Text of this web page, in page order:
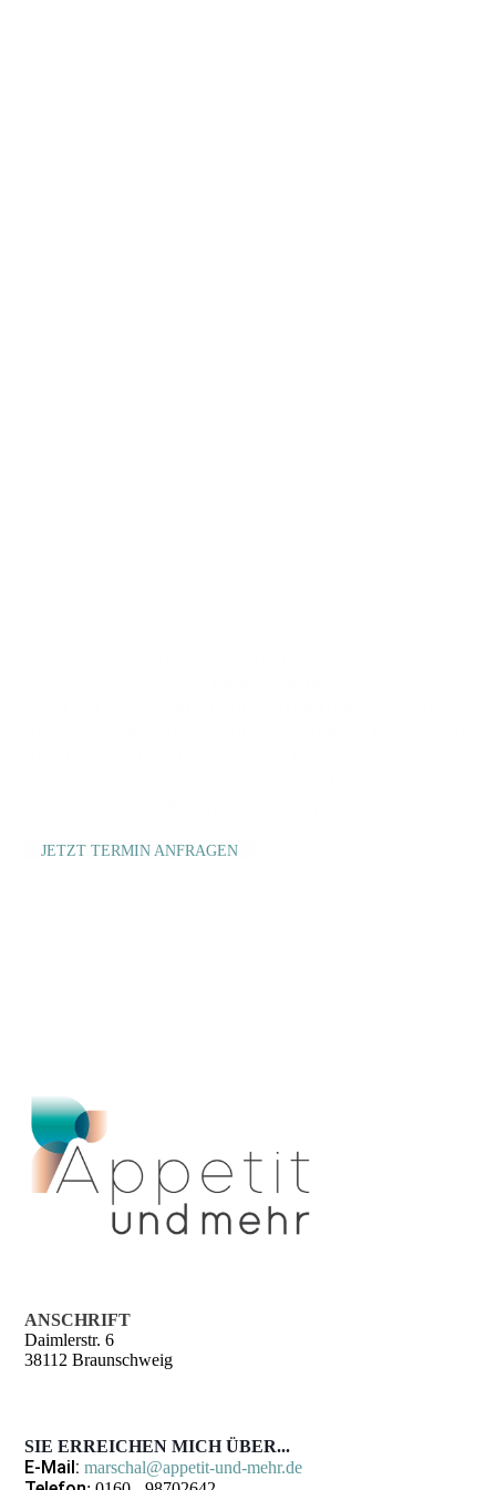
JETZT TERMIN ANFRAGEN
ANSCHRIFT
Daimlerstr. 6
38112 Braunschweig
SIE ERREICHEN MICH ÜBER...
E-Mail: marschal@appetit-und-mehr.de